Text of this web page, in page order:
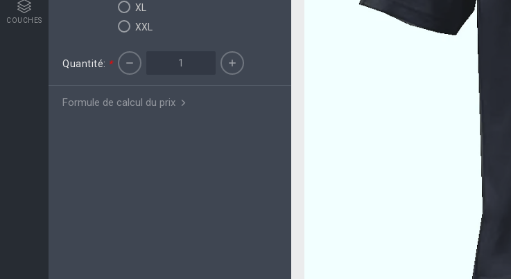
COUCHES
XL
XXL
Quantité: *
Formule de calcul du prix